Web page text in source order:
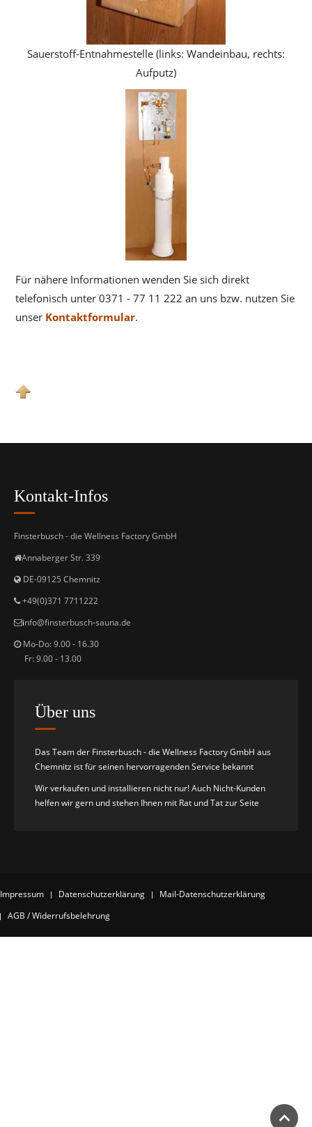
Sauerstoff-Entnahmestelle (links: Wandeinbau, rechts:
Aufputz)
Für nähere Informationen wenden Sie sich direkt
telefonisch unter 0371 - 77 11 222 an uns bzw. nutzen Sie
unser Kontaktformular.
Kontakt-Infos
Finsterbusch - die Wellness Factory GmbH
Annaberger Str. 339
DE-09125 Chemnitz
+49(0)371 7711222
info@finsterbusch-sauna.de
Mo-Do: 9.00 - 16.30
Fr: 9.00 - 13.00
Über uns
Das Team der Finsterbusch - die Wellness Factory GmbH aus
Chemnitz ist für seinen hervorragenden Service bekannt
Wir verkaufen und installieren nicht nur! Auch Nicht-Kunden
helfen wir gern und stehen Ihnen mit Rat und Tat zur Seite
Impressum Datenschutzerklärung
Mail-Datenschutzerklärung
AGB / Widerrufsbelehrung